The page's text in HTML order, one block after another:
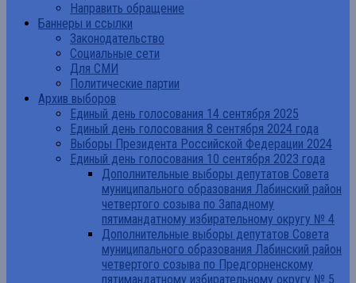
Направить обращение
Баннеры и ссылки
Законодательство
Социальные сети
Для СМИ
Политические партии
Архив выборов
Единый день голосования 14 сентября 2025
Единый день голосования 8 сентября 2024 года
Выборы Президента Российской Федерации 2024
Единый день голосования 10 сентября 2023 года
Дополнительные выборы депутатов Совета
муниципального образования Лабинский район
четвертого созыва по Западному
пятимандатному избирательному округу № 4
Дополнительные выборы депутатов Совета
муниципального образования Лабинский район
четвертого созыва по Предгорненскому
пятимандатному избирательному округу № 5